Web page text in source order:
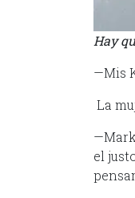
Hay
—Mis
La
el